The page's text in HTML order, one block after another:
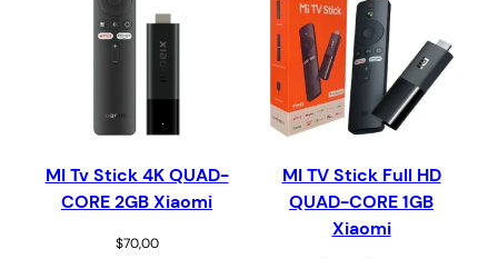
MI Tv Stick 4K QUAD-
CORE 2GB Xiaomi
$70,00
MI TV Stick Full HD
QUAD-CORE 1GB
Xiaomi